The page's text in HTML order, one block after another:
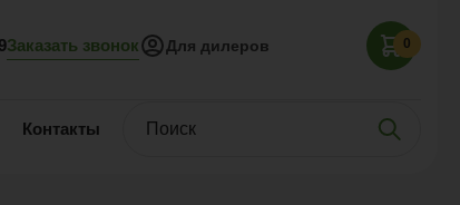
Заказать звонок Для дилеров 0
Контакты